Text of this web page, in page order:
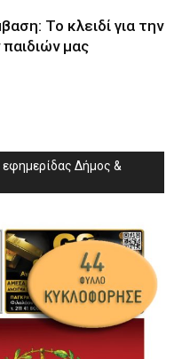
Το κλειδί για την
µας
Δήμος &